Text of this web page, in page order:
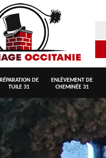
RÉPARATION DE
TUILE 31
ENLÈVEMENT DE
CHEMINÉE 31